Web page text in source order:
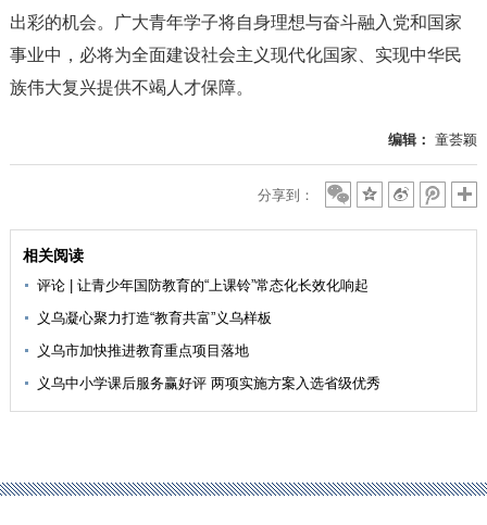
出彩的机会。广大青年学子将自身理想与奋斗融入党和国家
事业中，必将为全面建设社会主义现代化国家、实现中华民
族伟大复兴提供不竭人才保障。
编辑： 童荟颖
分享到：
相关阅读
评论 | 让青少年国防教育的“上课铃”常态化长效化响起
义乌凝心聚力打造“教育共富”义乌样板
义乌市加快推进教育重点项目落地
义乌中小学课后服务赢好评 两项实施方案入选省级优秀